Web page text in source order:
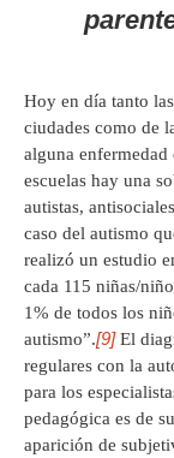
Hoy en día tanto
ciudades como de
alguna enfermedad
escuelas hay una
autistas,
caso del autismo
realizó un estudio
cada 115 niñas/
1% de todos los
autismo”.[9]El
regulares con la
para los
pedagógica es de
aparición de